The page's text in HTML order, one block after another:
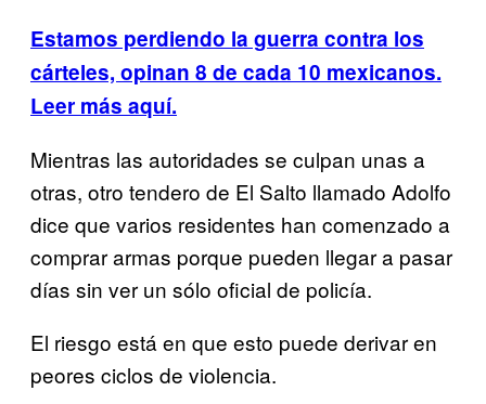
Estamos perdiendo la guerra contra los
cárteles, opinan 8 de cada 10 mexicanos.
Leer más aquí.
Mientras las autoridades se culpan unas a
otras, otro tendero de El Salto llamado Adolfo
dice que varios residentes han comenzado a
comprar armas porque pueden llegar a pasar
días sin ver un sólo oficial de policía.
El riesgo está en que esto puede derivar en
peores ciclos de violencia.